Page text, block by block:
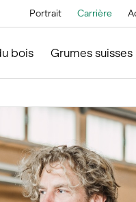
Portrait Carrière
Service et
En
Technique
Technique à
saumure
Technique de
convoyage
Technique de
commande
bois Grumes suisses